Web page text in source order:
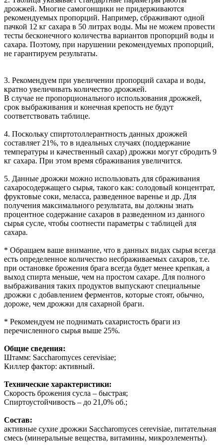
дрожжей. Многие самогонщики не придерживаются
рекомендуемых пропорций. Например, сбраживают одной
пачкой 12 кг сахара в 50 литрах воды. Мы не можем провести
тесты бесконечного количества вариантов пропорций воды и
сахара. Поэтому, при нарушении рекомендуемых пропорций,
не гарантируем результаты.
3. Рекомендуем при увеличении пропорций сахара и воды,
кратно увеличивать количество дрожжей.
В случае не пропорционального использования дрожжей,
срок выбраживания и конечная крепость не будут
соответствовать таблице.
4. Поскольку спиртотоллерантность данных дрожжей
составляет 21%, то в идеальных случаях (поддержание
температуры и качественный сахар) дрожжи могут сбродить 9
кг сахара. При этом время сбраживания увеличится.
5. Данные дрожжи можно использовать для сбраживания
сахаросодержащего сырья, такого как: солодовый концентрат,
фруктовые соки, меласса, разведенное варенье и др. Для
получения максимального результата, вы должны знать
процентное содержание сахаров в разведенном из данного
сырья сусле, чтобы соотнести параметры с таблицей для
сахара.
* Обращаем ваше внимание, что в данных видах сырья всегда
есть определенное количество несбраживаемых сахаров, т.е.
при остановке брожения брага всегда будет менее крепкая, а
выход спирта меньше, чем на простом сахаре. Для полного
выбраживания таких продуктов выпускают специальные
дрожжи с добавлением ферментов, которые стоят, обычно,
дороже, чем дрожжи для сахарной браги.
* Рекомендуем не поднимать сахаристость браги из
перечисленного сырья выше 25%.
Общие сведения:
Штамм: Saccharomyces cerevisiae;
Киллер фактор: активный.
Технические характеристики:
Скорость брожения сусла – быстрая;
Спиртоустойчивость – до 21,0% об.;
Состав:
активные сухие дрожжи Saccharomyces cerevisiae, питательная
смесь (минеральные вещества, витамины, микроэлементы).